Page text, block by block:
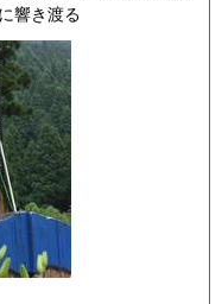
響き渡る